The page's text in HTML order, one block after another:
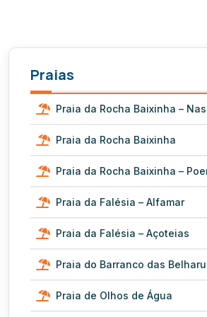
Praias
Praia da Rocha Baixinha –
Praia da Rocha Baixinha
Praia da Rocha Baixinha –
Praia da Falésia – Alfamar
Praia da Falésia – Açoteias
Praia do Barranco das
Praia de Olhos de Água